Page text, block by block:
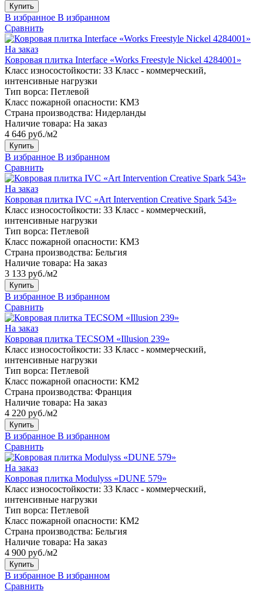
Купить
В избранное В избранном
Сравнить
На заказ
Ковровая плитка Interface «Works Freestyle Nickel 4284001»
Класс износостойкости: 33 Класс - коммерческий,
интенсивные нагрузки
Тип ворса: Петлевой
Класс пожарной опасности: КМ3
Страна производства: Нидерланды
Наличие товара: На заказ
4 646 руб./м2
Купить
В избранное В избранном
Сравнить
На заказ
Ковровая плитка IVC «Art Intervention Creative Spark 543»
Класс износостойкости: 33 Класс - коммерческий,
интенсивные нагрузки
Тип ворса: Петлевой
Класс пожарной опасности: КМ3
Страна производства: Бельгия
Наличие товара: На заказ
3 133 руб./м2
Купить
В избранное В избранном
Сравнить
На заказ
Ковровая плитка TECSOM «Illusion 239»
Класс износостойкости: 33 Класс - коммерческий,
интенсивные нагрузки
Тип ворса: Петлевой
Класс пожарной опасности: КМ2
Страна производства: Франция
Наличие товара: На заказ
4 220 руб./м2
Купить
В избранное В избранном
Сравнить
На заказ
Ковровая плитка Modulyss «DUNE 579»
Класс износостойкости: 33 Класс - коммерческий,
интенсивные нагрузки
Тип ворса: Петлевой
Класс пожарной опасности: КМ2
Страна производства: Бельгия
Наличие товара: На заказ
4 900 руб./м2
Купить
В избранное В избранном
Сравнить